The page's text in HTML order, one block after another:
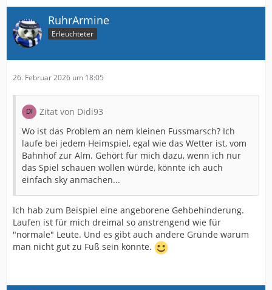
RuhrArmine
Erleuchteter
26. Februar 2026 um 18:05
Zitat von Didi93
Wo ist das Problem an nem kleinen Fussmarsch? Ich
laufe bei jedem Heimspiel, egal wie das Wetter ist, vom
Bahnhof zur Alm. Gehört für mich dazu, wenn ich nur
das Spiel schauen wollen würde, könnte ich auch
einfach sky anmachen...
Ich hab zum Beispiel eine angeborene Gehbehinderung.
Laufen ist für mich dreimal so anstrengend wie für
"normale" Leute. Und es gibt auch andere Gründe warum
man nicht gut zu Fuß sein könnte.